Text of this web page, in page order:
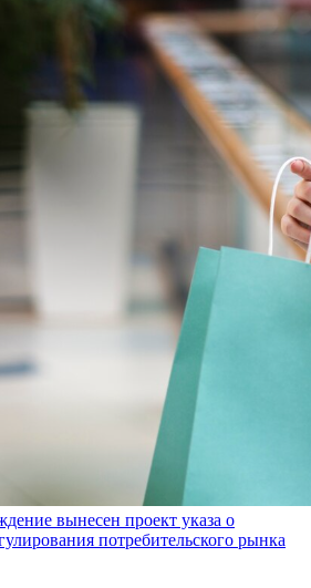
вынесен проект указа о
потребительского рынка